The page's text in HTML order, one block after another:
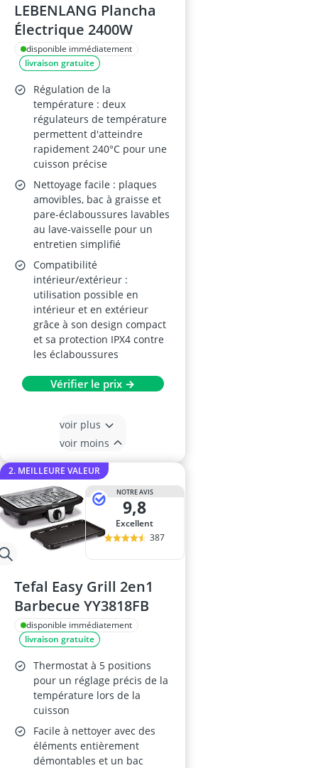
LEBENLANG Plancha
Électrique 2400W
disponible immédiatement
livraison gratuite
Régulation de la
température : deux
régulateurs de température
permettent d'atteindre
rapidement 240°C pour une
cuisson précise
Nettoyage facile : plaques
amovibles, bac à graisse et
pare-éclaboussures lavables
au lave-vaisselle pour un
entretien simplifié
Compatibilité
intérieur/extérieur :
utilisation possible en
intérieur et en extérieur
grâce à son design compact
et sa protection IPX4 contre
les éclaboussures
Vérifier le prix →
voir plus
voir moins
2. MEILLEURE VALEUR
NOTRE AVIS
9,8
Excellent
387
Tefal Easy Grill 2en1
Barbecue YY3818FB
disponible immédiatement
livraison gratuite
Thermostat à 5 positions
pour un réglage précis de la
température lors de la
cuisson
Facile à nettoyer avec des
éléments entièrement
démontables et un bac